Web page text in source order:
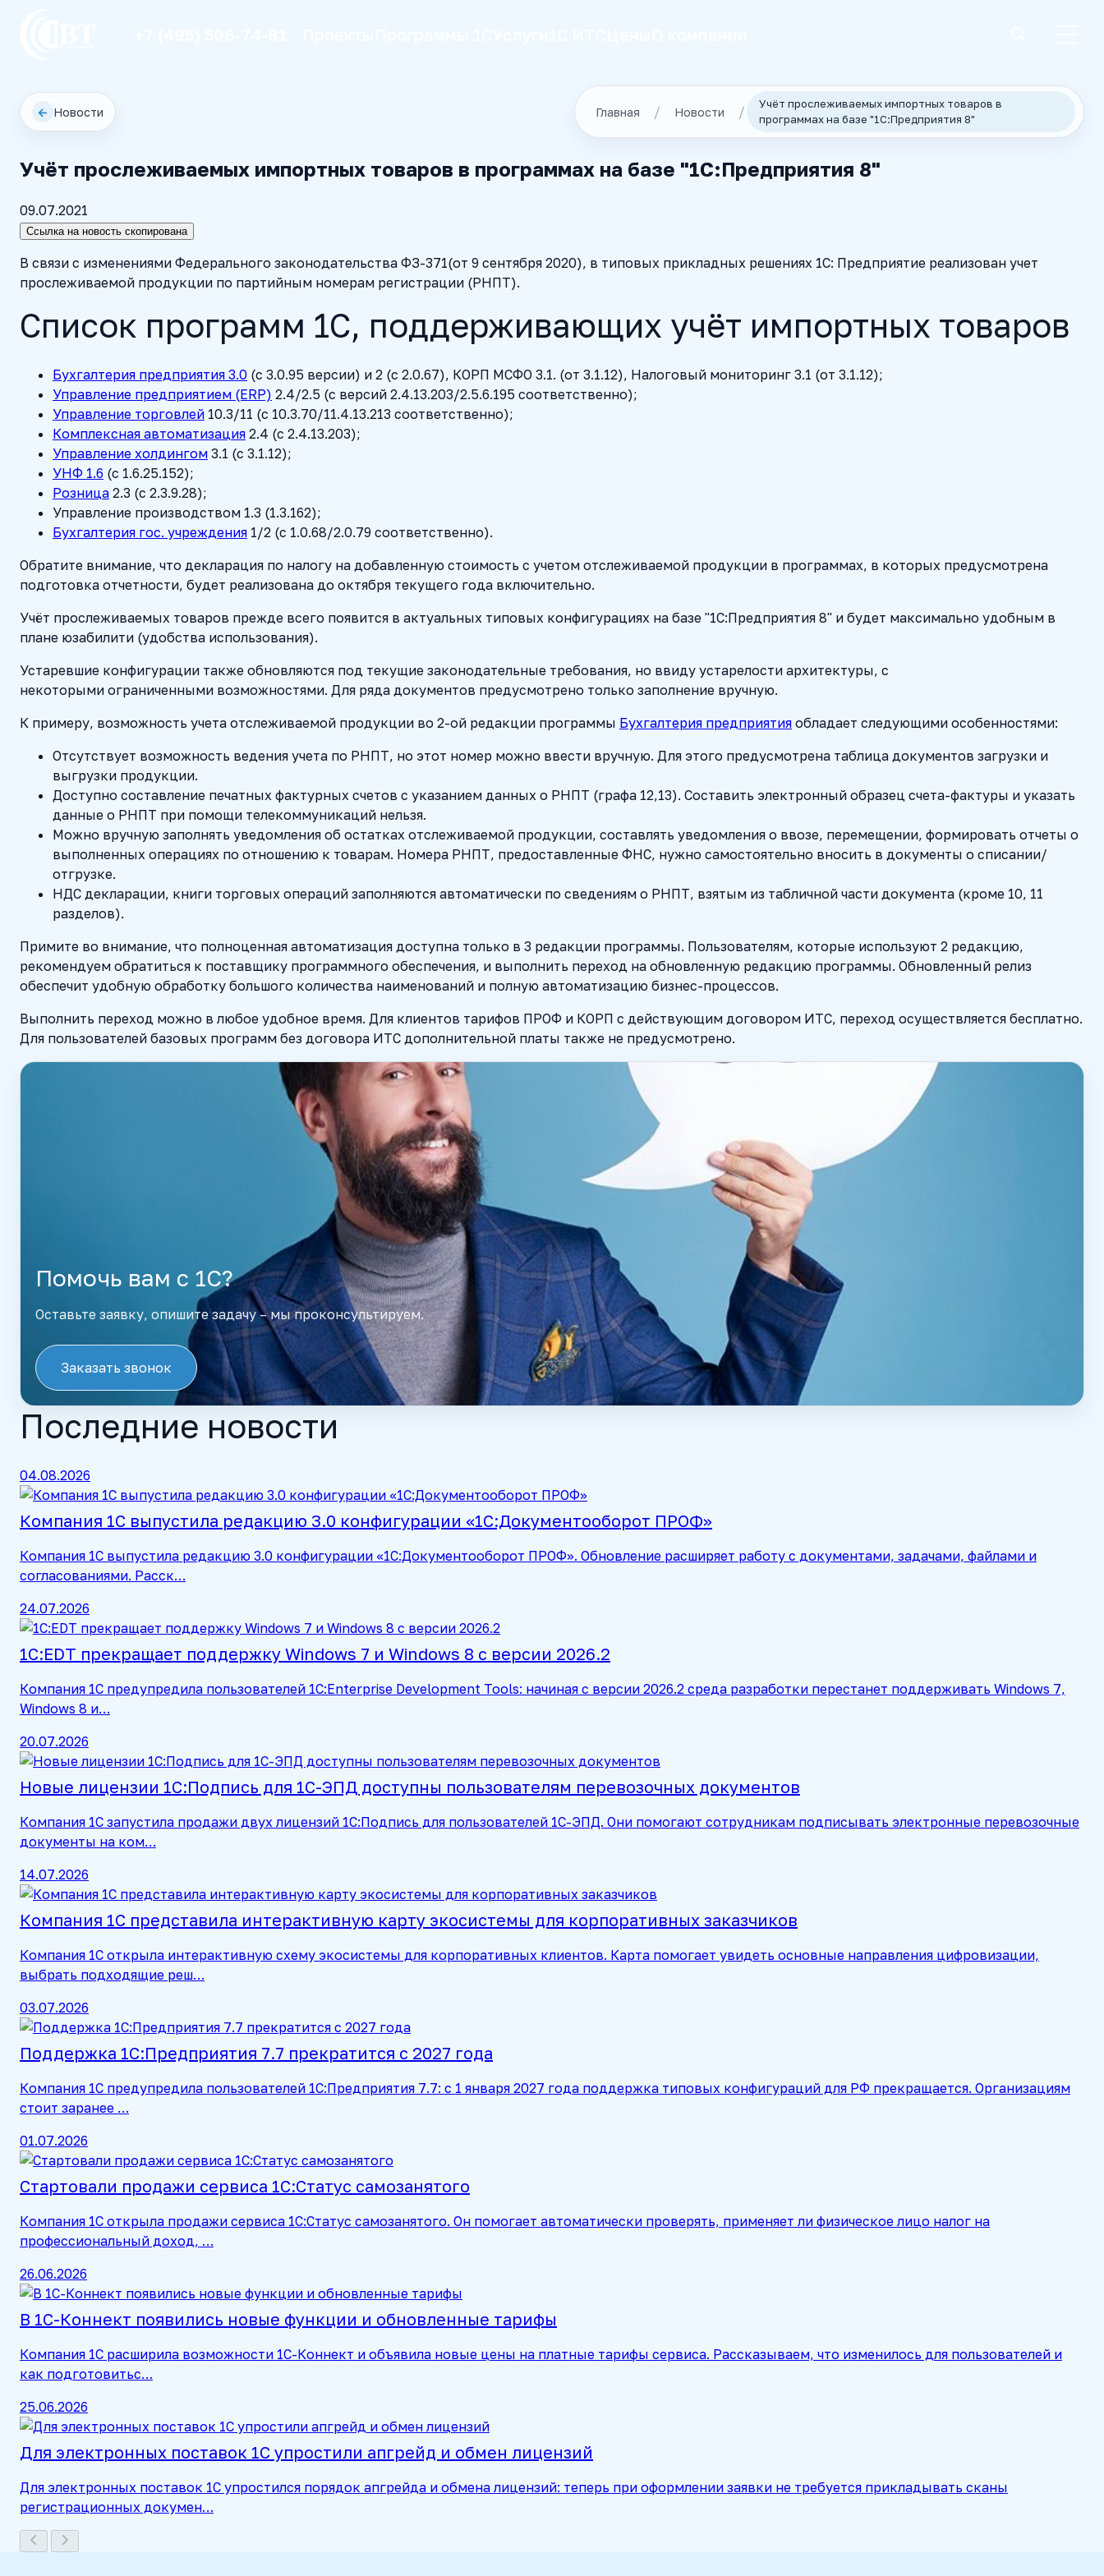
← Новости Главная Новости
Учёт прослеживаемых импортных товаров в
программах на базе "1С:Предприятия 8"
Учёт прослеживаемых импортных товаров в программах на базе "1С:Предприятия 8"
09.07.2021
Ссылка на новость скопирована
В связи с изменениями Федерального законодательства ФЗ-371(от 9 сентября 2020), в типовых прикладных решениях 1С: Предприятие реализован учет
прослеживаемой продукции по партийным номерам регистрации (РНПТ).
Список программ 1С, поддерживающих учёт импортных товаров
Бухгалтерия предприятия 3.0 (с 3.0.95 версии) и 2 (с 2.0.67), КОРП МСФО 3.1. (от 3.1.12), Налоговый мониторинг 3.1 (от 3.1.12);
Управление предприятием (ERP) 2.4/2.5 (c версий 2.4.13.203/2.5.6.195 соответственно);
Управление торговлей 10.3/11 (с 10.3.70/11.4.13.213 соответственно);
Комплексная автоматизация 2.4 (с 2.4.13.203);
Управление холдингом 3.1 (с 3.1.12);
УНФ 1.6 (с 1.6.25.152);
Розница 2.3 (с 2.3.9.28);
Управление производством 1.3 (1.3.162);
Бухгалтерия гос. учреждения 1/2 (с 1.0.68/2.0.79 соответственно).
Обратите внимание, что декларация по налогу на добавленную стоимость с учетом отслеживаемой продукции в программах, в которых предусмотрена
подготовка отчетности, будет реализована до октября текущего года включительно.
Учёт прослеживаемых товаров прежде всего появится в актуальных типовых конфигурациях на базе "1С:Предприятия 8" и будет максимально удобным в
плане юзабилити (удобства использования).
Устаревшие конфигурации также обновляются под текущие законодательные требования, но ввиду устарелости архитектуры, с
некоторыми ограниченными возможностями. Для ряда документов предусмотрено только заполнение вручную.
К примеру, возможность учета отслеживаемой продукции во 2-ой редакции программы Бухгалтерия предприятия обладает следующими особенностями:
Отсутствует возможность ведения учета по РНПТ, но этот номер можно ввести вручную. Для этого предусмотрена таблица документов загрузки и
выгрузки продукции.
Доступно составление печатных фактурных счетов с указанием данных о РНПТ (графа 12,13). Составить электронный образец счета-фактуры и указать
данные о РНПТ при помощи телекоммуникаций нельзя.
Можно вручную заполнять уведомления об остатках отслеживаемой продукции, составлять уведомления о ввозе, перемещении, формировать отчеты о
выполненных операциях по отношению к товарам. Номера РНПТ, предоставленные ФНС, нужно самостоятельно вносить в документы о списании/
отгрузке.
НДС декларации, книги торговых операций заполняются автоматически по сведениям о РНПТ, взятым из табличной части документа (кроме 10, 11
разделов).
Примите во внимание, что полноценная автоматизация доступна только в 3 редакции программы. Пользователям, которые используют 2 редакцию,
рекомендуем обратиться к поставщику программного обеспечения, и выполнить переход на обновленную редакцию программы. Обновленный релиз
обеспечит удобную обработку большого количества наименований и полную автоматизацию бизнес-процессов.
Выполнить переход можно в любое удобное время. Для клиентов тарифов ПРОФ и КОРП с действующим договором ИТС, переход осуществляется бесплатно.
Для пользователей базовых программ без договора ИТС дополнительной платы также не предусмотрено.
Помочь вам с 1С?
Оставьте заявку, опишите задачу – мы проконсультируем.
Заказать звонок
Последние новости
04.08.2026
Компания 1С выпустила редакцию 3.0 конфигурации «1С:Документооборот ПРОФ»
Компания 1С выпустила редакцию 3.0 конфигурации «1С:Документооборот ПРОФ». Обновление расширяет работу с документами, задачами, файлами и
согласованиями. Расск…
24.07.2026
1С:EDT прекращает поддержку Windows 7 и Windows 8 с версии 2026.2
Компания 1С предупредила пользователей 1C:Enterprise Development Tools: начиная с версии 2026.2 среда разработки перестанет поддерживать Windows 7,
Windows 8 и…
20.07.2026
Новые лицензии 1С:Подпись для 1С-ЭПД доступны пользователям перевозочных документов
Компания 1С запустила продажи двух лицензий 1С:Подпись для пользователей 1С-ЭПД. Они помогают сотрудникам подписывать электронные перевозочные
документы на ком…
14.07.2026
Компания 1С представила интерактивную карту экосистемы для корпоративных заказчиков
Компания 1С открыла интерактивную схему экосистемы для корпоративных клиентов. Карта помогает увидеть основные направления цифровизации,
выбрать подходящие реш…
03.07.2026
Поддержка 1С:Предприятия 7.7 прекратится с 2027 года
Компания 1С предупредила пользователей 1С:Предприятия 7.7: с 1 января 2027 года поддержка типовых конфигураций для РФ прекращается. Организациям
стоит заранее …
01.07.2026
Стартовали продажи сервиса 1С:Статус самозанятого
Компания 1С открыла продажи сервиса 1С:Статус самозанятого. Он помогает автоматически проверять, применяет ли физическое лицо налог на
профессиональный доход, …
26.06.2026
В 1С-Коннект появились новые функции и обновленные тарифы
Компания 1С расширила возможности 1С-Коннект и объявила новые цены на платные тарифы сервиса. Рассказываем, что изменилось для пользователей и
как подготовитьс…
25.06.2026
Для электронных поставок 1С упростили апгрейд и обмен лицензий
Для электронных поставок 1С упростился порядок апгрейда и обмена лицензий: теперь при оформлении заявки не требуется прикладывать сканы
регистрационных докумен…